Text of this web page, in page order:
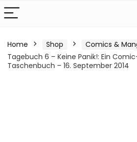
Home Shop Comics &
Tagebuch 6 – Keine Panik!: Ein
Taschenbuch – 16. September 2014